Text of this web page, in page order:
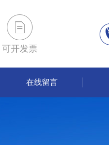
可开发票
在线留言